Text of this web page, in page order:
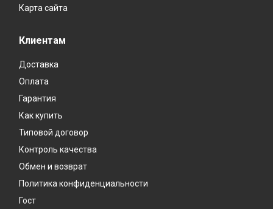
Карта сайта
Клиентам
Доставка
Оплата
Гарантия
Как купить
Типовой договор
Контроль качества
Обмен и возврат
Политика конфиденциальности
Гост